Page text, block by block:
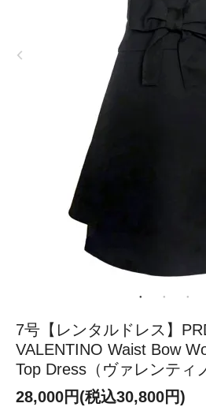
7号【レンタルドレス】
VALENTINO Waist Bow
Top Dress（ヴァレンティ
28,000円(税込30,800円)